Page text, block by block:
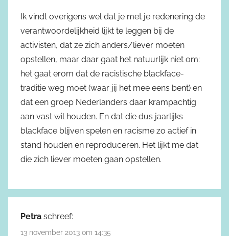
Ik vindt overigens wel dat je met je redenering de
verantwoordelijkheid lijkt te leggen bij de
activisten, dat ze zich anders/liever moeten
opstellen, maar daar gaat het natuurlijk niet om:
het gaat erom dat de racistische blackface-
traditie weg moet (waar jij het mee eens bent) en
dat een groep Nederlanders daar krampachtig
aan vast wil houden. En dat die dus jaarlijks
blackface blijven spelen en racisme zo actief in
stand houden en reproduceren. Het lijkt me dat
die zich liever moeten gaan opstellen.
Petra schreef:
13 november 2013 om 14:35